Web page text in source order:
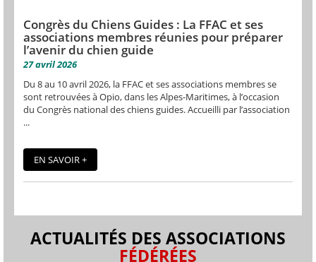
Congrès du Chiens Guides : La FFAC et ses
associations membres réunies pour préparer
l’avenir du chien guide
27 avril 2026
Du 8 au 10 avril 2026, la FFAC et ses associations membres se
sont retrouvées à Opio, dans les Alpes-Maritimes, à l’occasion
du Congrès national des chiens guides. Accueilli par l’association
...
EN SAVOIR +
ACTUALITÉS DES ASSOCIATIONS
FÉDÉRÉES